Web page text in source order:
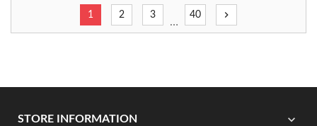
1 2 3
…
40 chevron_right
STORE INFORMATION expand_more